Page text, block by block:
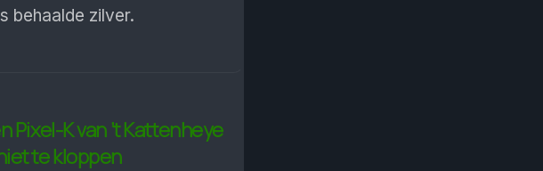
behaalde zilver.
Pixel-K van ’t Kattenheye
te kloppen